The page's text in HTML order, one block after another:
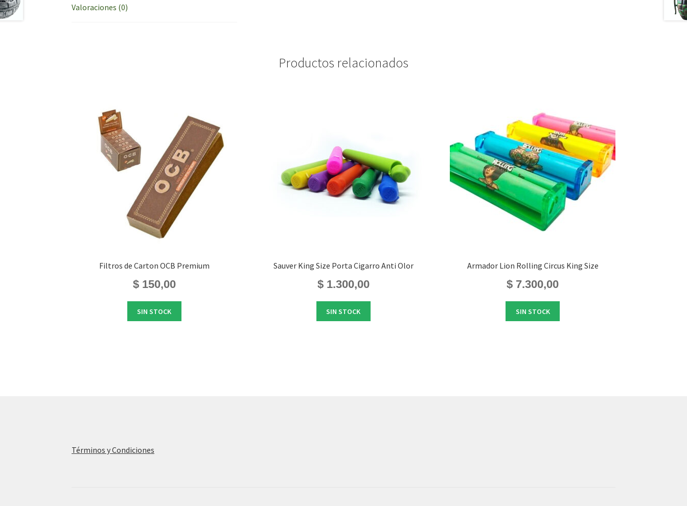
Valoraciones (0)
Productos relacionados
Filtros de Carton OCB Premium
$150,00
SIN STOCK
Sauver King Size Porta Cigarro Anti Olor
$1.300,00
SIN STOCK
Armador Lion Rolling Circus King Size
$ 7.300,00
SIN STOCK
Términos y Condiciones